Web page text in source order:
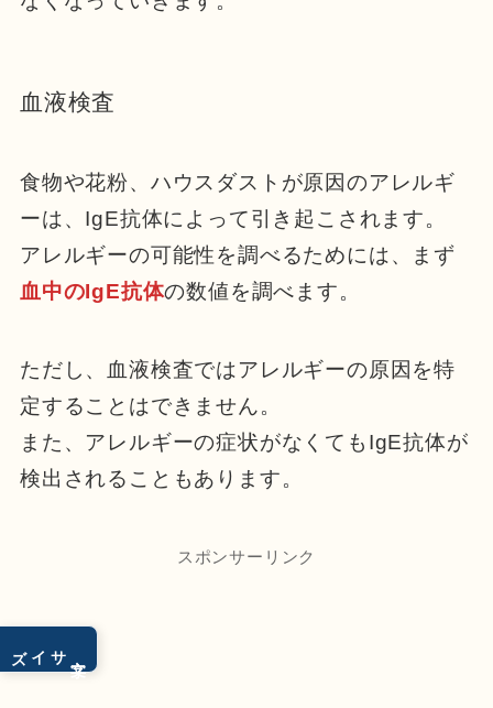
サイズ
血液検査
食物や花粉、ハウスダストが原因のアレルギ
ーは、IgE抗体によって引き起こされます。
アレルギーの可能性を調べるためには、まず
血中のIgE抗体の数値を調べます。
ただし、血液検査ではアレルギーの原因を特
定することはできません。
また、アレルギーの症状がなくてもIgE抗体が
検出されることもあります。
スポンサーリンク